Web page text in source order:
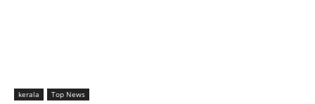
kerala Top News